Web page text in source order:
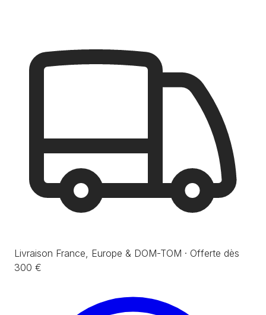
Livraison France, Europe & DOM-TOM · Offerte dès
300 €